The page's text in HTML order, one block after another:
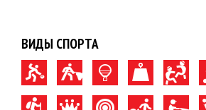
ВИДЫ СПОРТА